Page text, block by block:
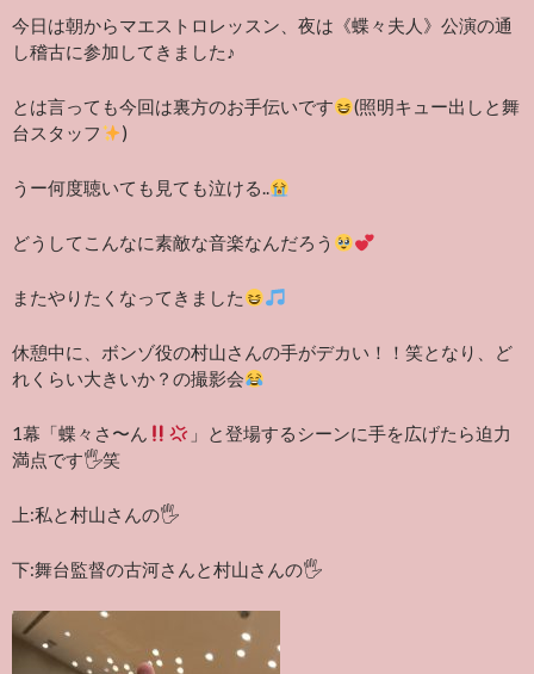
今日は朝からマエストロレッスン、夜は《蝶々夫人》公演の通
し稽古に参加してきました♪
とは言っても今回は裏方のお手伝いです
(照明キュー出しと舞
台スタッフ
)
うー何度聴いても見ても泣ける..
どうしてこんなに素敵な音楽なんだろう
またやりたくなってきました
休憩中に、ボンゾ役の村山さんの手がデカい！！笑となり、ど
れくらい大きいか？の撮影会
1幕「蝶々さ〜ん
」と登場するシーンに手を広げたら迫力
満点です🖐笑
上:私と村山さんの🖐️
下:舞台監督の古河さんと村山さんの🖐️